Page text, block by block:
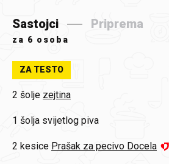
Sastojci Priprema
za 6 osoba
ZA TESTO
2 šoljе zejtina
1 šolja svijetlog piva
2 kesice Prašak za pecivo Docela